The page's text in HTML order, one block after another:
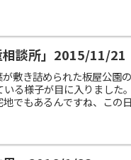
相談所」2015/11/21
敷き詰められた板屋公園
る様子が目に入りました
でもあるんですね、この